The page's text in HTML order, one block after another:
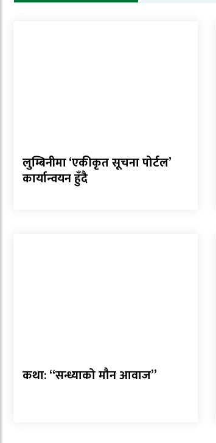
लुम्बिनीमा ‘एकीकृत सूचना पोर्टल’
कार्यान्वयन हुँदै
कथा: “सन्ध्याको मौन आवाज”